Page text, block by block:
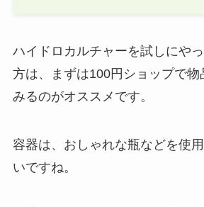
ハイドロカルチャーを試しにや
方は、まずは100円ショップで物
みるのがオススメです。
容器は、おしゃれな瓶などを使
いですね。